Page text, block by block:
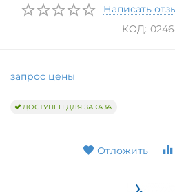
Написать
КОД:
запрос цены
ДОСТУПЕН ДЛЯ ЗАКАЗА
Отложить